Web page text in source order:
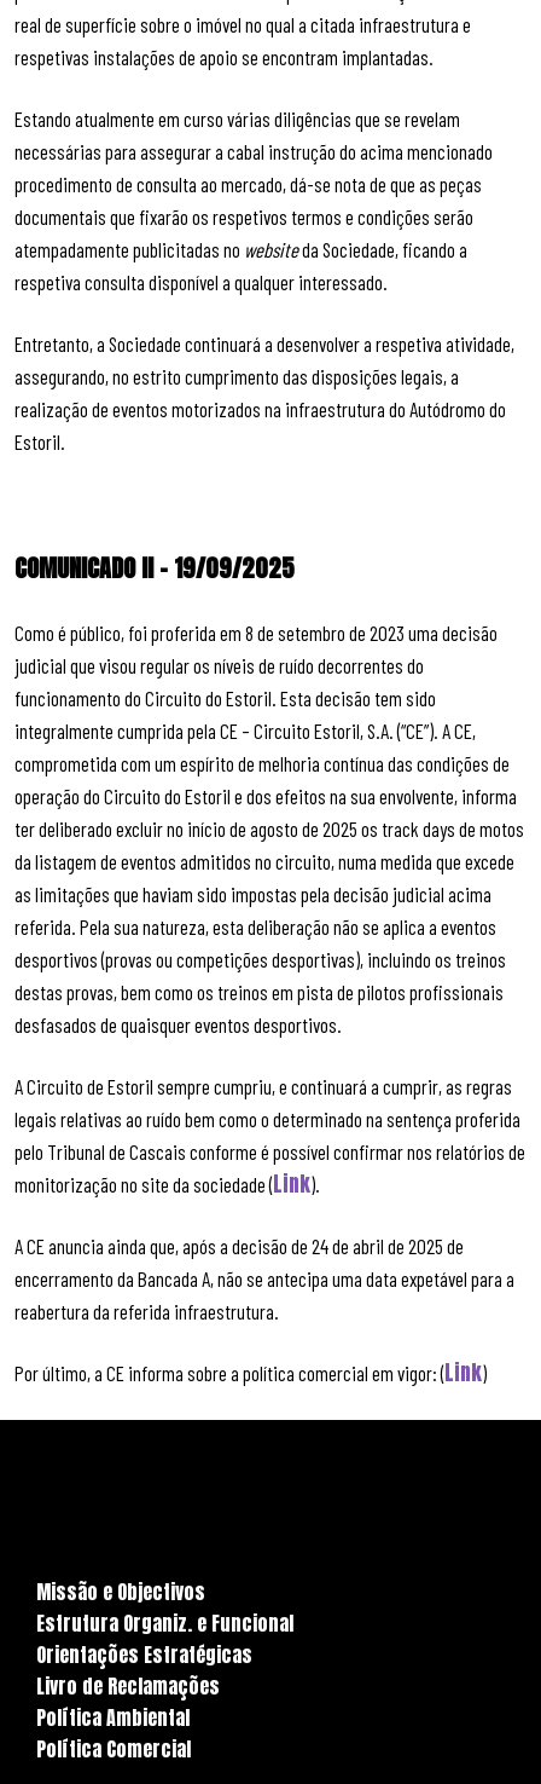
real de superfície sobre o imóvel no qual a citada infraestrutura e
respetivas instalações de apoio se encontram implantadas.
Estando atualmente em curso várias diligências que se revelam
necessárias para assegurar a cabal instrução do acima mencionado
procedimento de consulta ao mercado, dá-se nota de que as peças
documentais que fixarão os respetivos termos e condições serão
atempadamente publicitadas no websiteda Sociedade, ficando a
respetiva consulta disponível a qualquer interessado.
Entretanto, a Sociedade continuará a desenvolver a respetiva atividade,
assegurando, no estrito cumprimento das disposições legais, a
realização de eventos motorizados na infraestrutura do Autódromo do
Estoril.
COMUNICADO II – 19/09/2025
Como é público, foi proferida em 8 de setembro de 2023 uma decisão
judicial que visou regular os níveis de ruído decorrentes do
funcionamento do Circuito do Estoril. Esta decisão tem sido
integralmente cumprida pela CE – Circuito Estoril, S.A. (“CE”). A CE,
comprometida com um espírito de melhoria contínua das condições de
operação do Circuito do Estoril e dos efeitos na sua envolvente, informa
ter deliberado excluir no início de agosto de 2025 os track days de motos
da listagem de eventos admitidos no circuito, numa medida que excede
as limitações que haviam sido impostas pela decisão judicial acima
referida. Pela sua natureza, esta deliberação não se aplica a eventos
desportivos (provas ou competições desportivas), incluindo os treinos
destas provas, bem como os treinos em pista de pilotos profissionais
desfasados de quaisquer eventos desportivos.
A Circuito de Estoril sempre cumpriu, e continuará a cumprir, as regras
legais relativas ao ruído bem como o determinado na sentença proferida
pelo Tribunal de Cascais conforme é possível confirmar nos relatórios de
monitorização no site da sociedade (Link).
A CE anuncia ainda que, após a decisão de 24 de abril de 2025 de
encerramento da Bancada A, não se antecipa uma data expetável para a
reabertura da referida infraestrutura.
Por último, a CE informa sobre a política comercial em vigor: (Link)
Missão e Objectivos
Estrutura Organiz. e Funcional
Orientações Estratégicas
Livro de Reclamações
Política Ambiental
Política Comercial